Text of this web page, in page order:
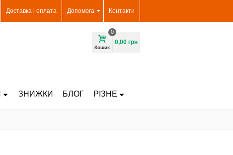
Контакти
Допомога
Доставка і оплата
Кошик
0
0,00 грн
ЗНИЖКИ БЛОГ РІЗНЕ